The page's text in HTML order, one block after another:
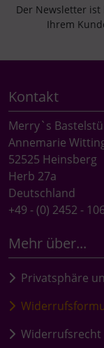
Der Newsletter
Ihrem
Kontakt
Merry`s
Annemarie
52525 Heinsberg
Herb 27a
Deutschland
+49 - (0) 2452 -
Mehr über...
Privatsphäre
Widerrufsrecht